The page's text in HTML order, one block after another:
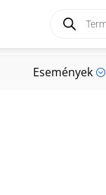
search
Események ;
Események